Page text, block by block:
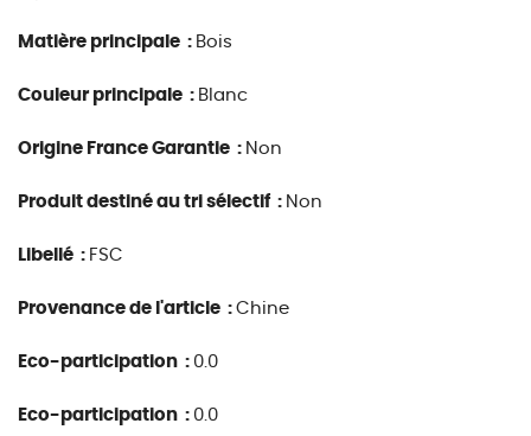
Matière principale : Bois
Couleur principale : Blanc
Origine France Garantie : Non
Produit destiné au tri sélectif : Non
Libellé : FSC
Provenance de l'article : Chine
Eco-participation : 0.0
Eco-participation : 0.0